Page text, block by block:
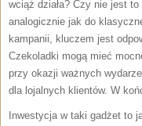
wciąż działa? Czy nie jest
analogicznie jak do
kampanii, kluczem jest
Czekoladki mogą mieć
przy okazji ważnych
dla lojalnych klientów. W
Inwestycja w taki gadżet to